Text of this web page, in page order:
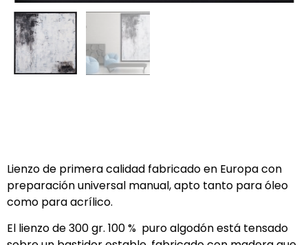
Lienzo de primera calidad fabricado en Europa con
preparación universal manual, apto tanto para óleo
como para acrílico.
El lienzo de 300 gr. 100 % puro algodón está tensado